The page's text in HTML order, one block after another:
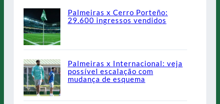
Palmeiras x Cerro Porteño:
29.600 ingressos vendidos
Palmeiras x Internacional: veja
possível escalação com
mudança de esquema